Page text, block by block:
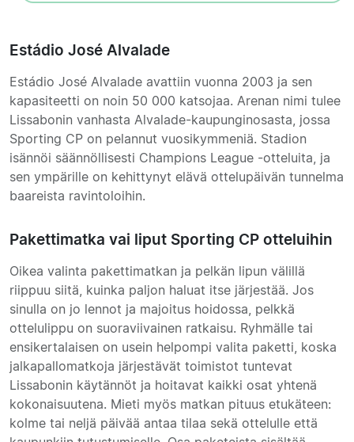
Estádio José Alvalade
Estádio José Alvalade avattiin vuonna 2003 ja sen
kapasiteetti on noin 50 000 katsojaa. Arenan nimi tulee
Lissabonin vanhasta Alvalade-kaupunginosasta, jossa
Sporting CP on pelannut vuosikymmeniä. Stadion
isännöi säännöllisesti Champions League -otteluita, ja
sen ympärille on kehittynyt elävä ottelupäivän tunnelma
baareista ravintoloihin.
Pakettimatka vai liput Sporting CP otteluihin
Oikea valinta pakettimatkan ja pelkän lipun välillä
riippuu siitä, kuinka paljon haluat itse järjestää. Jos
sinulla on jo lennot ja majoitus hoidossa, pelkkä
ottelulippu on suoraviivainen ratkaisu. Ryhmälle tai
ensikertalaisen on usein helpompi valita paketti, koska
jalkapallomatkoja järjestävät toimistot tuntevat
Lissabonin käytännöt ja hoitavat kaikki osat yhtenä
kokonaisuutena. Mieti myös matkan pituus etukäteen:
kolme tai neljä päivää antaa tilaa sekä ottelulle että